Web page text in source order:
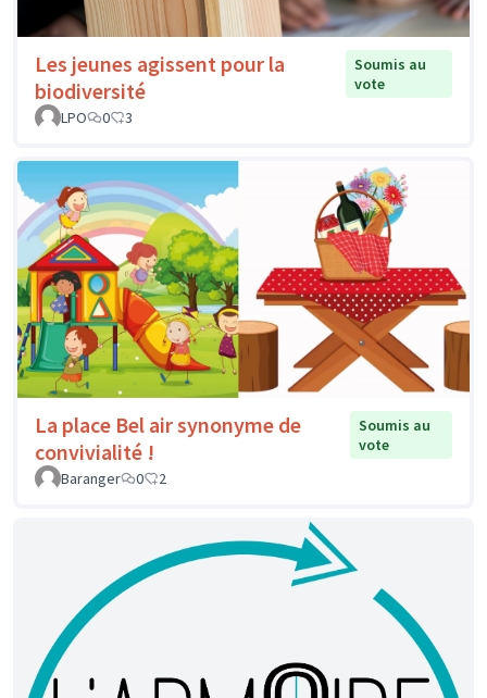
Les jeunes agissent pour la
biodiversité
Soumis au
vote
LPO
0 3
La place Bel air synonyme de
convivialité !
Soumis au
vote
Baranger
0 2